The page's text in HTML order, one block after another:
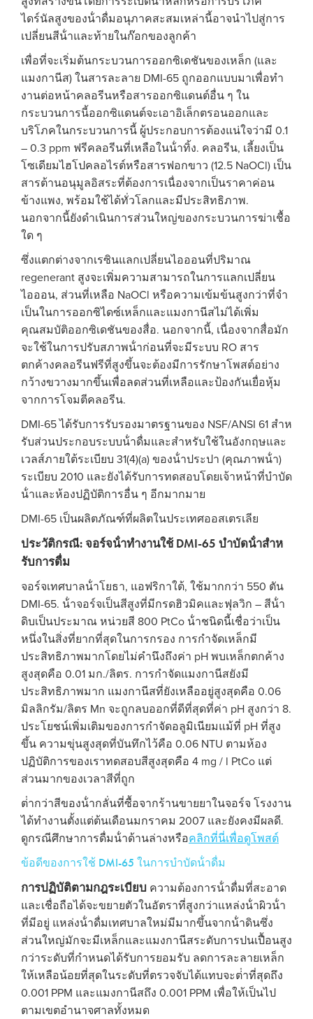
ไดร์นัลสูงของน้ําดื่มอนุภาคสะสมเหล่านี้อาจนําไปสู่การ
เปลี่ยนสีน้ําและท้ายในก๊อกของลูกค้า
เพื่อที่จะเริ่มต้นกระบวนการออกซิเดชันของเหล็ก (และ
แมงกานีส) ในสารละลาย DMI-65 ถูกออกแบบมาเพื่อทํา
งานต่อหน้าคลอรีนหรือสารออกซิแดนต์อื่น ๆ ใน
กระบวนการนี้ออกซิแดนต์จะเอาอิเล็กตรอนออกและ
บริโภคในกระบวนการนี้ ผู้ประกอบการต้องแน่ใจว่ามี 0.1
– 0.3 ppm ฟรีคลอรีนที่เหลือในน้ําทิ้ง. คลอรีน, เลี้ยงเป็น
โซเดียมไฮโปคลอไรต์หรือสารฟอกขาว (12.5 NaOCl) เป็น
สารต้านอนุมูลอิสระที่ต้องการเนื่องจากเป็นราคาค่อน
ข้างแพง, พร้อมใช้ได้ทั่วโลกและมีประสิทธิภาพ.
นอกจากนี้ยังดําเนินการส่วนใหญ่ของกระบวนการฆ่าเชื้อ
ใด ๆ
ซึ่งแตกต่างจากเรซินแลกเปลี่ยนไอออนที่ปริมาณ
regenerant สูงจะเพิ่มความสามารถในการแลกเปลี่ยน
ไอออน, ส่วนที่เหลือ NaOCl หรือความเข้มข้นสูงกว่าที่จํา
เป็นในการออกซิไดซ์เหล็กและแมงกานีสไม่ได้เพิ่ม
คุณสมบัติออกซิเดชันของสื่อ. นอกจากนี้, เนื่องจากสื่อมัก
จะใช้ในการปรับสภาพน้ําก่อนที่จะมีระบบ RO สาร
ตกค้างคลอรีนฟรีที่สูงขึ้นจะต้องมีการรักษาโพสต์อย่าง
กว้างขวางมากขึ้นเพื่อลดส่วนที่เหลือและป้องกันเยื่อหุ้ม
จากการโจมตีคลอรีน.
DMI-65 ได้รับการรับรองมาตรฐานของ NSF/ANSI 61 สําห
รับส่วนประกอบระบบน้ําดื่มและสําหรับใช้ในอังกฤษและ
เวลส์ภายใต้ระเบียบ 31(4)(a) ของน้ําประปา (คุณภาพน้ํา)
ระเบียบ 2010 และยังได้รับการทดสอบโดยเจ้าหน้าที่บําบัด
น้ําและห้องปฏิบัติการอื่น ๆ อีกมากมาย
DMI-65 เป็นผลิตภัณฑ์ที่ผลิตในประเทศออสเตรเลีย
ประวัติกรณี: จอร์จน้ําทํางานใช้ DMI-65 บําบัดน้ําสําห
รับการดื่ม
จอร์จเทศบาลน้ําโยธา, แอฟริกาใต้, ใช้มากกว่า 550 ตัน
DMI-65. น้ําจอร์จเป็นสีสูงที่มีกรดฮิวมิคและฟุลวิก – สีน้ํา
ดิบเป็นประมาณ หน่วยสี 800 PtCo น้ําชนิดนี้เชื่อว่าเป็น
หนึ่งในสิ่งที่ยากที่สุดในการกรอง การกําจัดเหล็กมี
ประสิทธิภาพมากโดยไม่คํานึงถึงค่า pH พบเหล็กตกค้าง
สูงสุดคือ 0.01 มก./ลิตร. การกําจัดแมงกานีสยังมี
ประสิทธิภาพมาก แมงกานีสที่ยังเหลืออยู่สูงสุดคือ 0.06
มิลลิกรัม/ลิตร Mn จะถูกลบออกที่ดีที่สุดที่ค่า pH สูงกว่า 8.
ประโยชน์เพิ่มเติมของการกําจัดอลูมิเนียมแม้ที่ pH ที่สูง
ขึ้น ความขุ่นสูงสุดที่บันทึกไว้คือ 0.06 NTU ตามห้อง
ปฏิบัติการของเราทดสอบสีสูงสุดคือ 4 mg / l PtCo แต่
ส่วนมากของเวลาสีที่ถูก
ต่ํากว่าสีของน้ํากลั่นที่ซื้อจากร้านขายยาในจอร์จ โรงงาน
ได้ทํางานตั้งแต่ต้นเดือนมกราคม 2007 และยังคงมีผลดี.
ดูกรณีศึกษาการดื่มน้ําด้านล่างหรือคลิกที่นี่เพื่อดูโพสต์
ข้อดีของการใช้ DMI-65 ในการบําบัดน้ําดื่ม
การปฏิบัติตามกฎระเบียบ ความต้องการน้ําดื่มที่สะอาด
และเชื่อถือได้จะขยายตัวในอัตราที่สูงกว่าแหล่งน้ําผิวน้ํา
ที่มีอยู่ แหล่งน้ําดื่มเทศบาลใหม่มีมากขึ้นจากน้ําดินซึ่ง
ส่วนใหญ่มักจะมีเหล็กและแมงกานีสระดับการปนเปื้อนสูง
กว่าระดับที่กําหนดได้รับการยอมรับ ลดการละลายเหล็ก
ให้เหลือน้อยที่สุดในระดับที่ตรวจจับได้แทบจะต่ําที่สุดถึง
0.001 PPM และแมงกานีสถึง 0.001 PPM เพื่อให้เป็นไป
ตามเขตอํานาจศาลทั้งหมด